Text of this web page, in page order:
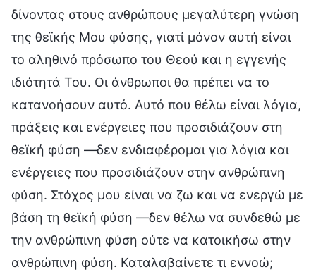
δίνοντας στους ανθρώπους μεγαλύτερη γνώση
της θεϊκής Μου φύσης, γιατί μόνον αυτή είναι
το αληθινό πρόσωπο του Θεού και η εγγενής
ιδιότητά Του. Οι άνθρωποι θα πρέπει να το
κατανοήσουν αυτό. Αυτό που θέλω είναι λόγια,
πράξεις και ενέργειες που προσιδιάζουν στη
θεϊκή φύση —δεν ενδιαφέρομαι για λόγια και
ενέργειες που προσιδιάζουν στην ανθρώπινη
φύση. Στόχος μου είναι να ζω και να ενεργώ με
βάση τη θεϊκή φύση —δεν θέλω να συνδεθώ με
την ανθρώπινη φύση ούτε να κατοικήσω στην
ανθρώπινη φύση. Καταλαβαίνετε τι εννοώ;